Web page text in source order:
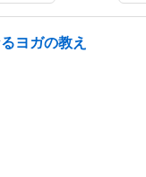
ヨガの教え